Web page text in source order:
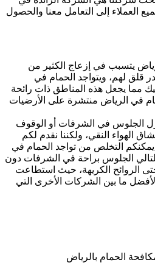
العملاء إلى التعامل معنا والحصول
يتسبب في إزعاج الكثير من
قلق لهم، ويتواجد الحمام في
مما يجعل هذه المناطق ذات رائحة
في الرياض منتشرة على الأرضيات
الجلوس في الشرفات أو الوقوف
الهواء النقي، ولكننا نقدم لكم
التخلص من تواجد الحمام في
الجلوس براحة في الشرفات دون
الروائح الكريهة، حيث استطاعت
ما بين الشركات الأخرى التي
الحمام بالرياض